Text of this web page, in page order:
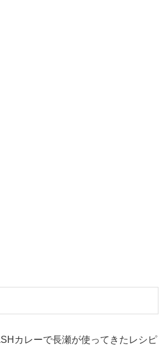
カレーで長瀬が使ってきたレシピ